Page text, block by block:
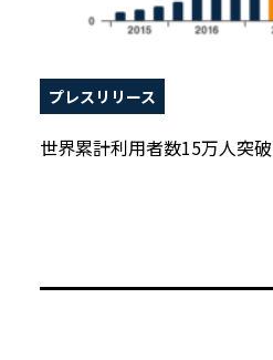
プレスリリース
世界累計利用者数15万人突破